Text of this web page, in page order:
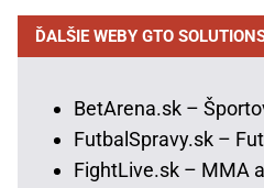
ĎALŠIE WEBY GTO
BetArena.sk –
FutbalSpravy.sk –
FightLive.sk – MMA